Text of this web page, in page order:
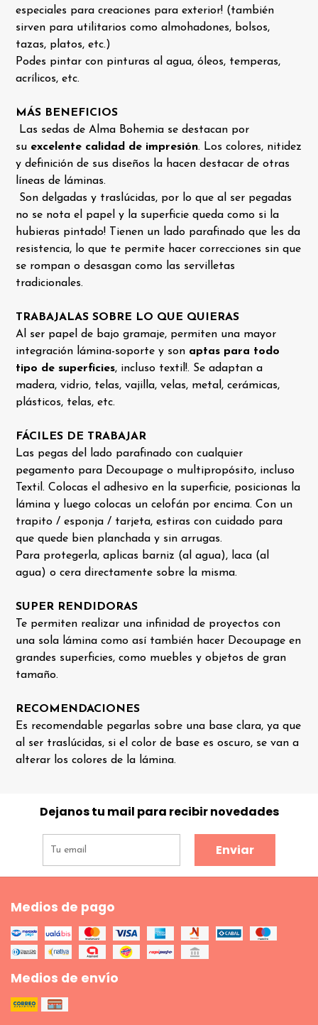
especiales para creaciones para exterior! (también
sirven para utilitarios como almohadones, bolsos,
tazas, platos, etc.)
Podes pintar con pinturas al agua, óleos, temperas,
acrílicos, etc.
MÁS BENEFICIOS
Las sedas de Alma Bohemia se destacan por
su excelente calidad de impresión. Los colores, nitidez
y definición de sus diseños la hacen destacar de otras
líneas de láminas.
Son delgadas y traslúcidas, por lo que al ser pegadas
no se nota el papel y la superficie queda como si la
hubieras pintado! Tienen un lado parafinado que les da
resistencia, lo que te permite hacer correcciones ​sin que
se rompan o desasgan como las servilletas
tradicionales.
TRABAJALAS SOBRE LO QUE QUIERAS
Al ser papel de bajo gramaje, permiten una mayor
integración lámina-soporte y son aptas para todo
tipo de superficies, incluso textil!. Se adaptan a
madera, vidrio, telas, vajilla, velas, metal, cerámicas,
plásticos, telas, etc.
FÁCILES DE TRABAJAR
Las pegas del lado parafinado con cualquier
pegamento para Decoupage o multipropósito, incluso
Textil. Colocas el adhesivo en la superficie, posicionas la
lámina y luego colocas un celofán por encima. Con un
trapito / esponja / tarjeta, estiras con cuidado para
que quede bien planchada y sin arrugas.
Para protegerla, aplicas barniz (al agua), laca (al
agua) o cera directamente sobre la misma.
SUPER RENDIDORAS
Te permiten realizar una infinidad de proyectos con
una sola lámina como así también hacer Decoupage en
grandes superficies, como muebles y objetos de gran
tamaño.
RECOMENDACIONES
Es recomendable pegarlas sobre una base clara, ya que
al ser traslúcidas, si el color de base es oscuro, se van a
alterar los colores de la lámina.
Dejanos tu mail para recibir novedades
Enviar
Medios de pago
Medios de envío